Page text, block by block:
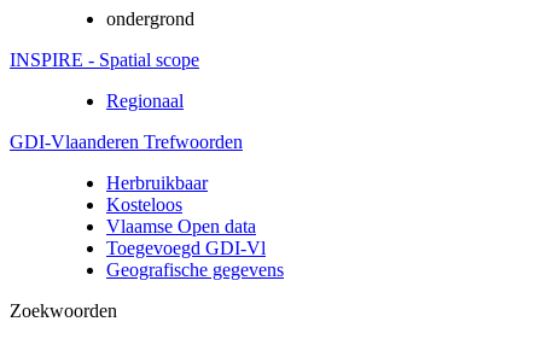
ondergrond
INSPIRE - Spatial scope
Regionaal
GDI-Vlaanderen Trefwoorden
Herbruikbaar
Kosteloos
Vlaamse Open data
Toegevoegd GDI-Vl
Geografische gegevens
Zoekwoorden